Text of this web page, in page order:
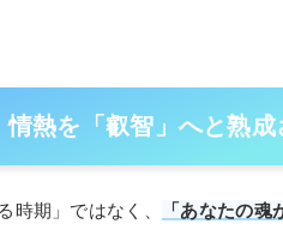
熱を「叡智」へと熟成
時期」ではなく、
「あなたの